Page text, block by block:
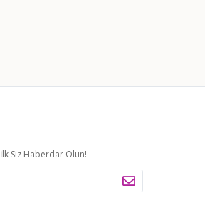
Siz Haberdar Olun!